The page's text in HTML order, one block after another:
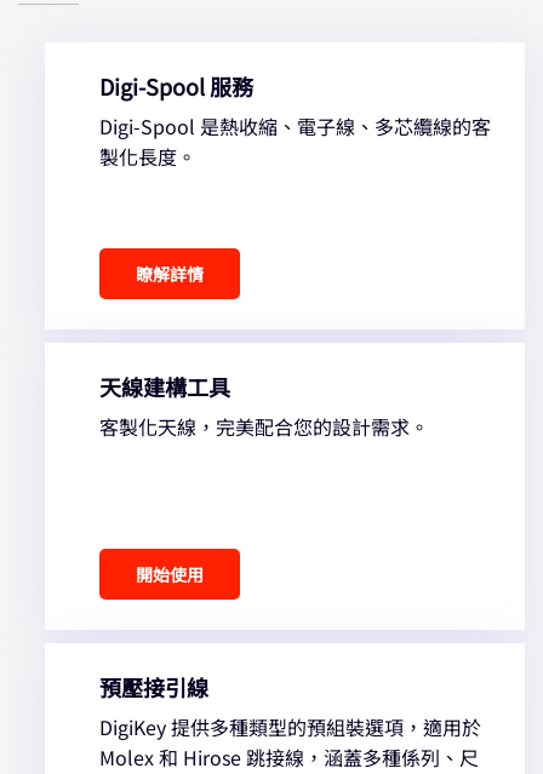
Digi-Spool 服務
Digi-Spool 是熱收縮、電子線、多芯纜線的客
製化長度。
瞭解詳情
天線建構工具
客製化天線，完美配合您的設計需求。
開始使用
預壓接引線
DigiKey 提供多種類型的預組裝選項，適用於
Molex 和 Hirose 跳接線，涵蓋多種係列、尺